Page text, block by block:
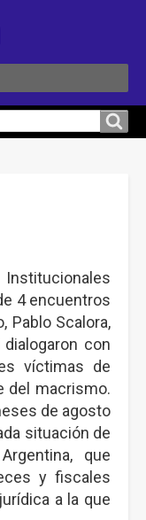
4 encuentros
Pablo Scalora,
con
víctimas de
del macrismo.
de agosto
situación de
que
y fiscales
a la que